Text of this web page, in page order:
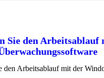
Sie den Arbeitsablauf
den Arbeitsablauf mit der